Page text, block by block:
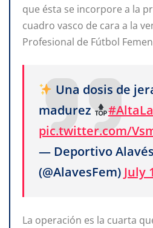
que ésta se incorpore a la
cuadro vasco de cara a la
Profesional de Fútbol
Una dosis de
madurez
pic.twitter.com/
— Deportivo
(@AlavesFem) July
La operación es la cuarta